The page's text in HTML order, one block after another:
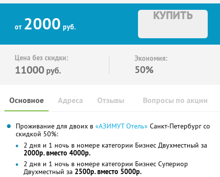
от 2000 руб.
КУПИТЬ
Цена без скидки:
11000 руб.
Экономия:
50%
Основное Отзывы Вопросы по акции
Адреса
Проживание для двоих в «АЗИМУТ Отель» Санкт-Петербург со
скидкой 50%:
2 дня и 1 ночь в номере категории Бизнес Двухместный за
2000р. вместо 4000р.
2 дня и 1 ночь в номере категории Бизнес Супериор
Двухместный за 2500р. вместо 5000р.